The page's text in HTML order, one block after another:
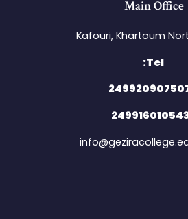
Main Office
Kafouri, Khartoum
Tel: